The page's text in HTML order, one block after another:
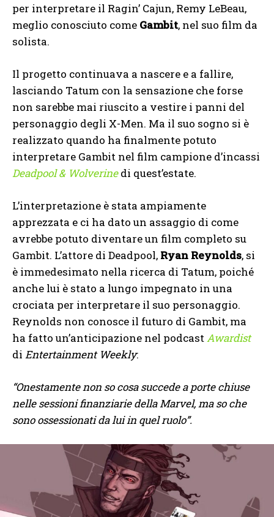
per interpretare il Ragin’ Cajun, Remy LeBeau,
meglio conosciuto come Gambit, nel suo film da
solista.
Il progetto continuava a nascere e a fallire,
lasciando Tatum con la sensazione che forse
non sarebbe mai riuscito a vestire i panni del
personaggio degli X-Men. Ma il suo sogno si è
realizzato quando ha finalmente potuto
interpretare Gambit nel film campione d’incassi
Deadpool & Wolverinedi quest’estate.
L’interpretazione è stata ampiamente
apprezzata e ci ha dato un assaggio di come
avrebbe potuto diventare un film completo su
Gambit. L’attore di Deadpool, Ryan Reynolds, si
è immedesimato nella ricerca di Tatum, poiché
anche lui è stato a lungo impegnato in una
crociata per interpretare il suo personaggio.
Reynolds non conosce il futuro di Gambit, ma
ha fatto un’anticipazione nel podcastAwardist
di Entertainment Weekly:
“Onestamente non so cosa succede a porte chiuse
nelle sessioni finanziarie della Marvel, ma so che
sono ossessionati da lui in quel ruolo”.